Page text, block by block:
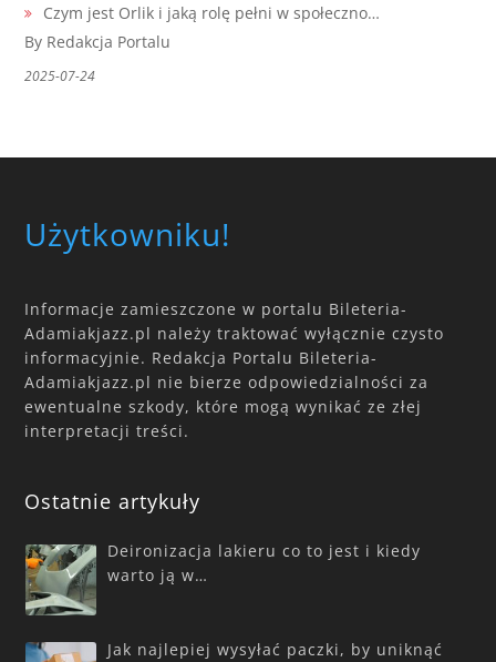
Czym jest Orlik i jaką rolę pełni w społeczno…
By Redakcja Portalu
2025-07-24
Użytkowniku!
Informacje zamieszczone w portalu Bileteria-
Adamiakjazz.pl należy traktować wyłącznie czysto
informacyjnie. Redakcja Portalu Bileteria-
Adamiakjazz.pl nie bierze odpowiedzialności za
ewentualne szkody, które mogą wynikać ze złej
interpretacji treści.
Ostatnie artykuły
Deironizacja lakieru co to jest i kiedy
warto ją w…
Jak najlepiej wysyłać paczki, by uniknąć